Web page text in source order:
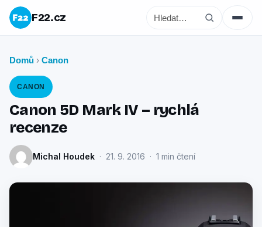
F22.cz
Domů › Canon
CANON
Canon 5D Mark IV – rychlá
recenze
Michal Houdek · 21. 9. 2016 · 1 min čtení